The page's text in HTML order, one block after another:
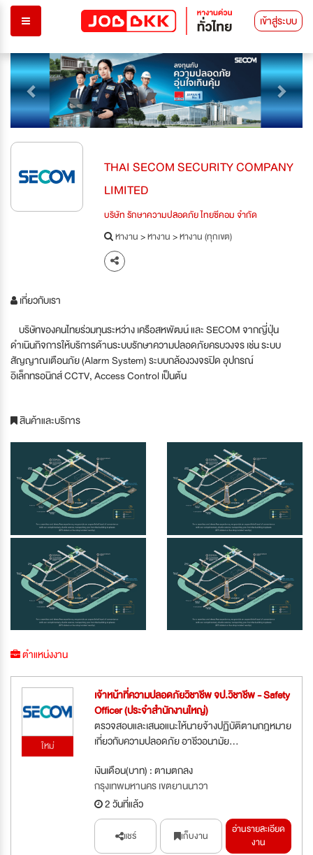
เข้าสู่ระบบ
Previous Next
THAI SECOM SECURITY COMPANY
LIMITED
บริษัท รักษาความปลอดภัย ไทยซีคอม จำกัด
หางาน>หางาน>หางาน (ทุกเขต)
เกี่ยวกับเรา
บริษัทของคนไทยร่วมทุนระหว่าง เครือสหพัฒน์ และ SECOM จากญี่ปุ่น
ดำเนินกิจการให้บริการด้านระบบรักษาความปลอดภัยครบวงจร เช่น ระบบ
สัญญาณเตือนภัย (Alarm System) ระบบกล้องวงจรปิด อุปกรณ์
อิเล็กทรอนิกส์ CCTV, Access Control เป็นต้น
สินค้าและบริการ
ตำแหน่งงาน
ใหม่
เจ้าหน้าที่ความปลอดภัยวิชาชีพ จป.วิชาชีพ - Safety
Officer (ประจำสำนักงานใหญ่)
ตรวจสอบและเสนอแนะให้นายจ้างปฏิบัติตามกฎหมาย
เกี่ยวกับความปลอดภัย อาชีวอนามัย...
เงินเดือน(บาท) : ตามตกลง
กรุงเทพมหานคร เขตยานนาวา
2 วันที่แล้ว
แชร์ เก็บงาน
อ่านรายละเอียด
งาน